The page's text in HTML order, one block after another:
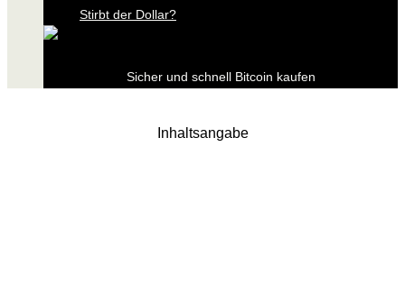
Stirbt der Dollar?
Sicher und schnell Bitcoin kaufen
Inhaltsangabe